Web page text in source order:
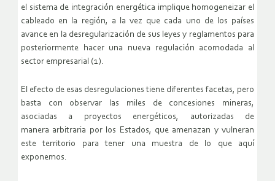
el sistema de integración energética implique homogeneizar el
cableado en la región, a la vez que cada uno de los países
avance en la desregularización de sus leyes y reglamentos para
posteriormente hacer una nueva regulación acomodada al
sector empresarial (1).
El efecto de esas desregulaciones tiene diferentes facetas, pero
basta con observar las miles de concesiones mineras,
asociadas a proyectos energéticos, autorizadas de
manera arbitraria por los Estados, que amenazan y vulneran
este territorio para tener una muestra de lo que aquí
exponemos.